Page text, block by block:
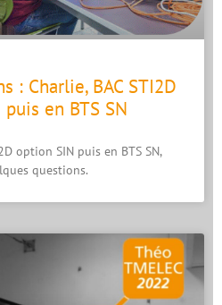
: Charlie, BAC STI2D
en BTS SN
option SIN puis en BTS SN,
questions.